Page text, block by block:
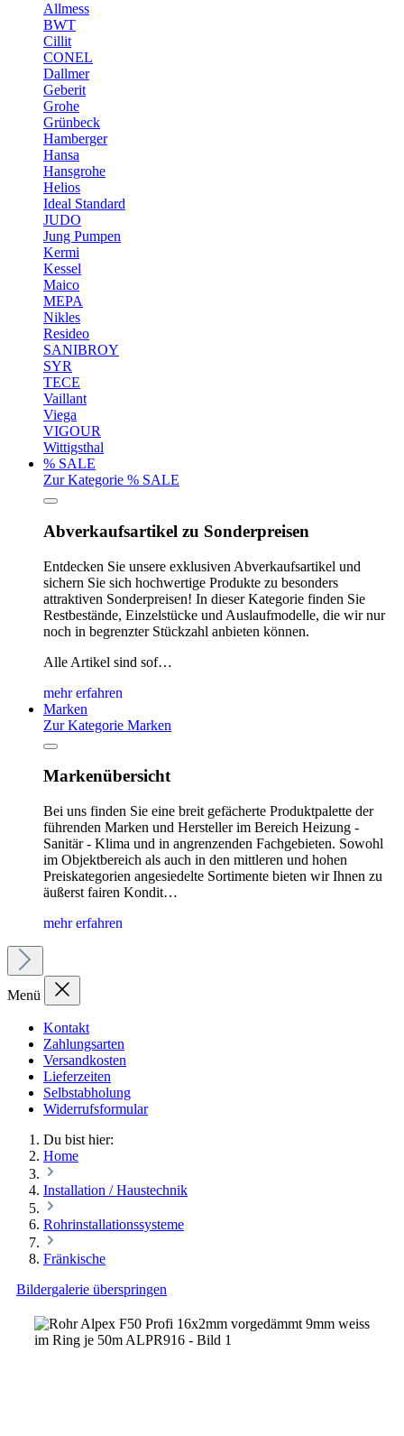
Allmess
BWT
Cillit
CONEL
Dallmer
Geberit
Grohe
Grünbeck
Hamberger
Hansa
Hansgrohe
Helios
Ideal Standard
JUDO
Jung Pumpen
Kermi
Kessel
Maico
MEPA
Nikles
Resideo
SANIBROY
SYR
TECE
Vaillant
Viega
VIGOUR
Wittigsthal
% SALE
Zur Kategorie % SALE
Abverkaufsartikel zu Sonderpreisen
Entdecken Sie unsere exklusiven Abverkaufsartikel und
sichern Sie sich hochwertige Produkte zu besonders
attraktiven Sonderpreisen! In dieser Kategorie finden Sie
Restbestände, Einzelstücke und Auslaufmodelle, die wir nur
noch in begrenzter Stückzahl anbieten können.
Alle Artikel sind sof…
mehr erfahren
Marken
Zur Kategorie Marken
Markenübersicht
Bei uns finden Sie eine breit gefächerte Produktpalette der
führenden Marken und Hersteller im Bereich Heizung -
Sanitär - Klima und in angrenzenden Fachgebieten. Sowohl
im Objektbereich als auch in den mittleren und hohen
Preiskategorien angesiedelte Sortimente bieten wir Ihnen zu
äußerst fairen Kondit…
mehr erfahren
Menü
Kontakt
Zahlungsarten
Versandkosten
Lieferzeiten
Selbstabholung
Widerrufsformular
Du bist hier:
Home
Installation / Haustechnik
Rohrinstallationssysteme
Fränkische
Bildergalerie überspringen